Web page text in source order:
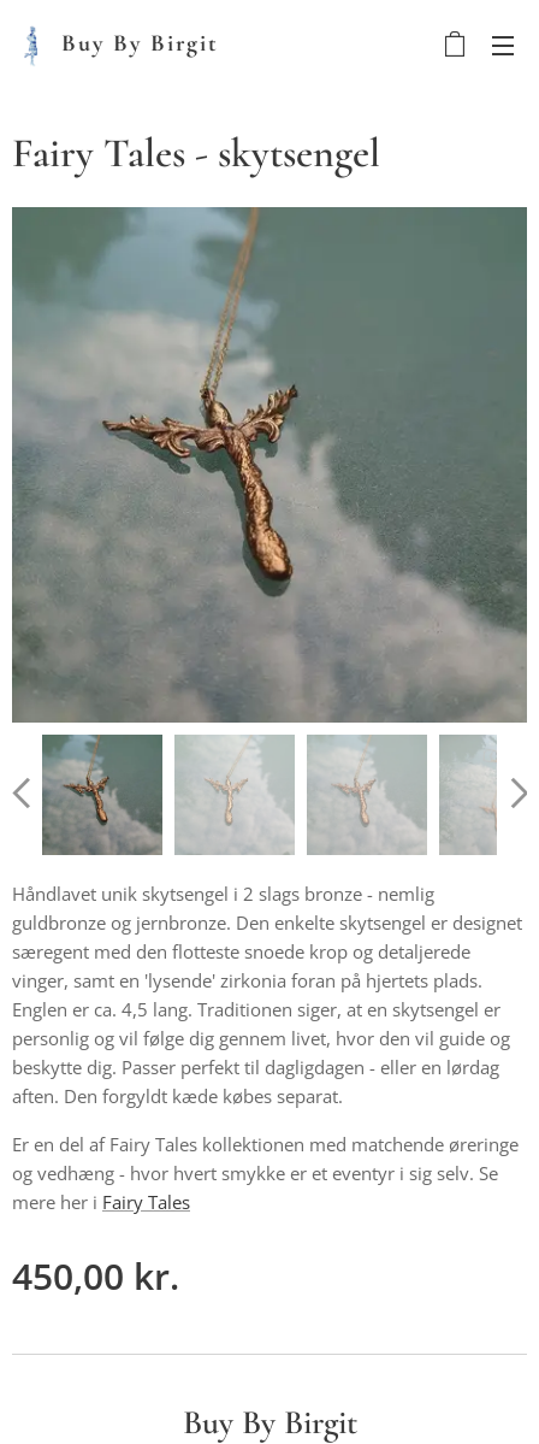
Buy By Birgit
Fairy Tales - skytsengel
Håndlavet unik skytsengel i 2 slags bronze - nemlig
guldbronze og jernbronze. Den enkelte skytsengel er designet
særegent med den flotteste snoede krop og detaljerede
vinger, samt en 'lysende' zirkonia foran på hjertets plads.
Englen er ca. 4,5 lang. Traditionen siger, at en skytsengel er
personlig og vil følge dig gennem livet, hvor den vil guide og
beskytte dig. Passer perfekt til dagligdagen - eller en lørdag
aften. Den forgyldt kæde købes separat.
Er en del af Fairy Tales kollektionen med matchende øreringe
og vedhæng - hvor hvert smykke er et eventyr i sig selv. Se
mere her i Fairy Tales
450,00 kr.
Buy By Birgit